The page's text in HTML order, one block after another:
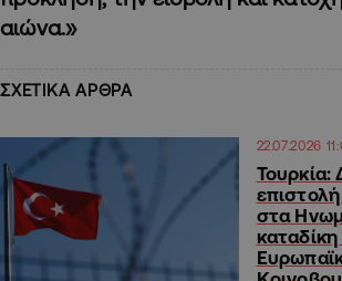
αιώνα.»
ΣΧΕΤΙΚΑ ΑΡΘΡΑ
22.07.2026
Τουρκία:
στα